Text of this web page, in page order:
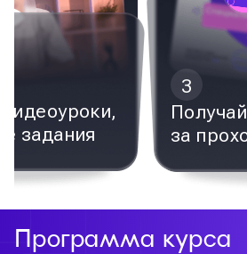
задания
3
за
Программа курса